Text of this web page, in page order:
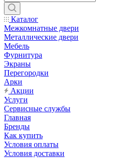
Каталог
Межкомнатные двери
Металлические двери
Мебель
Фурнитура
Экраны
Перегородки
Арки
Акции
Услуги
Сервисные службы
Главная
Бренды
Как купить
Условия оплаты
Условия доставки